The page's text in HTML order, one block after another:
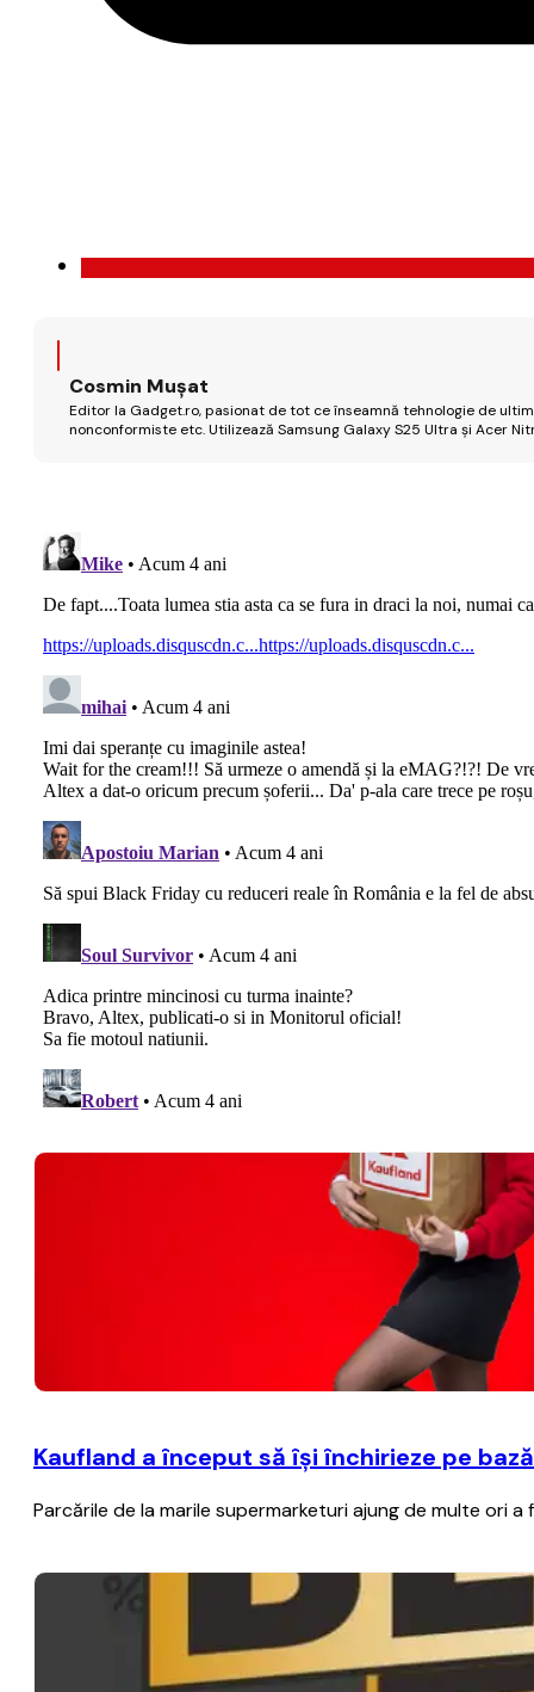
Cosmin Mușat
Editor la Gadget.ro, pasionat de tot ce înseamnă tehnologie de
nonconformiste etc. Utilizează Samsung Galaxy S25 Ultra și Acer
Kaufland a început să îşi închirieze pe
Parcările de la marile supermarketuri ajung de multe ori